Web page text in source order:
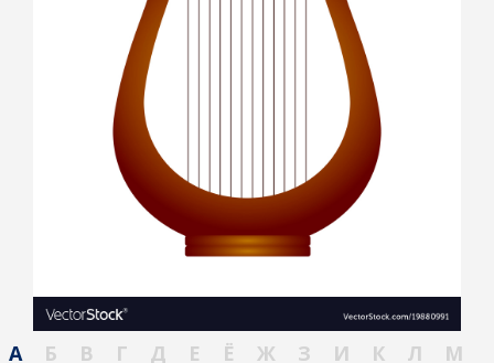
А Б В Г Д Е Ё Ж З И К Л
М